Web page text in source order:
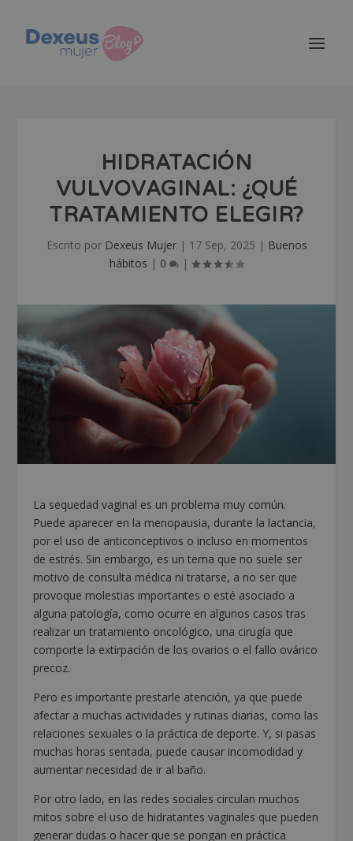
HIDRATACIÓN
VULVOVAGINAL: ¿QUÉ
TRATAMIENTO ELEGIR?
Escrito por Dexeus Mujer| 17 Sep, 2025 | Buenos
hábitos | 0 |
La sequedad vaginal es un problema muy común.
Puede aparecer en la menopausia, durante la lactancia,
por el uso de anticonceptivos o incluso en momentos
de estrés. Sin embargo, es un tema que no suele ser
motivo de consulta médica ni tratarse, a no ser que
provoque molestias importantes o esté asociado a
alguna patología, como ocurre en algunos casos tras
realizar un tratamiento oncológico, una cirugía que
comporte la extirpación de los ovarios o el fallo ovárico
precoz.
Pero es importante prestarle atención, ya que puede
afectar a muchas actividades y rutinas diarias, como las
relaciones sexuales o la práctica de deporte. Y, si pasas
muchas horas sentada, puede causar incomodidad y
aumentar necesidad de ir al baño.
Por otro lado, en las redes sociales circulan muchos
mitos sobre el uso de hidratantes vaginales que pueden
generar dudas o hacer que se pongan en práctica